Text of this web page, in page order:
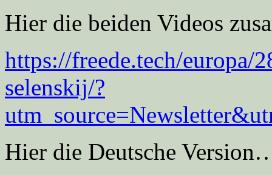
Hier die beiden Videos
https://freede.tech/europa/
selenskij/?
Hier die Deutsche